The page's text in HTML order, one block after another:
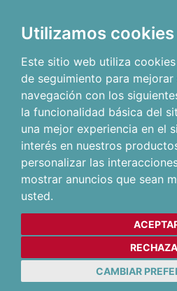
Utilizamos cookies
Este sitio web utiliza
de seguimiento para
navegación con los
la funcionalidad básica del
una mejor experiencia en el
interés en nuestros
personalizar las
mostrar anuncios que sean
usted.
CAMBIAR